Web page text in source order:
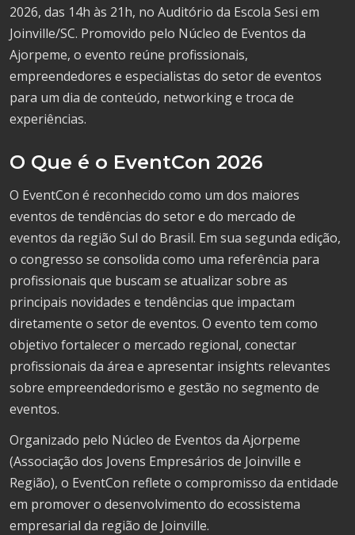
2026, das 14h às 21h, no Auditório da Escola Sesi em
Joinville/SC. Promovido pelo Núcleo de Eventos da
Ajorpeme, o evento reúne profissionais,
empreendedores e especialistas do setor de eventos
para um dia de conteúdo, networking e troca de
experiências.
O Que é o EventCon 2026
O EventCon é reconhecido como um dos maiores
eventos de tendências do setor e do mercado de
eventos da região Sul do Brasil. Em sua segunda edição,
o congresso se consolida como uma referência para
profissionais que buscam se atualizar sobre as
principais novidades e tendências que impactam
diretamente o setor de eventos. O evento tem como
objetivo fortalecer o mercado regional, conectar
profissionais da área e apresentar insights relevantes
sobre empreendedorismo e gestão no segmento de
eventos.
Organizado pelo Núcleo de Eventos da Ajorpeme
(Associação dos Jovens Empresários de Joinville e
Região), o EventCon reflete o compromisso da entidade
em promover o desenvolvimento do ecossistema
empresarial da região de Joinville.